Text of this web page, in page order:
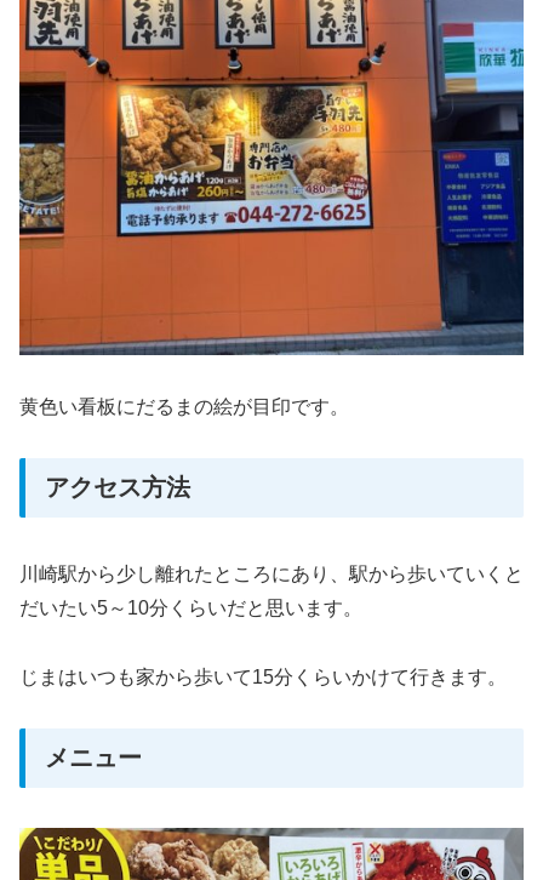
黄色い看板にだるまの絵が目印です。
アクセス方法
川崎駅から少し離れたところにあり、駅から歩いていくと
だいたい5～10分くらいだと思います。
じまはいつも家から歩いて15分くらいかけて行きます。
メニュー